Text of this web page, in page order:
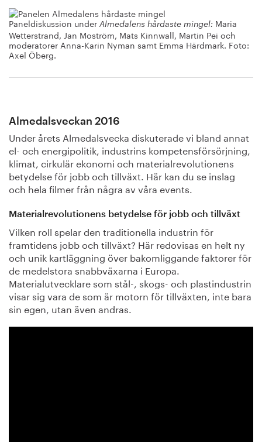
Paneldiskussion under Almedalens hårdaste mingel: Maria
Wetterstrand, Jan Moström, Mats Kinnwall, Martin Pei och
moderatorer Anna-Karin Nyman samt Emma Härdmark. Foto:
Axel Öberg.
Almedalsveckan 2016
Under årets Almedalsvecka diskuterade vi bland annat
el- och energipolitik, industrins kompetensförsörjning,
klimat, cirkulär ekonomi och materialrevolutionens
betydelse för jobb och tillväxt. Här kan du se inslag
och hela filmer från några av våra events.
Materialrevolutionens betydelse för jobb och tillväxt
Vilken roll spelar den traditionella industrin för
framtidens jobb och tillväxt? Här redovisas en helt ny
och unik kartläggning över bakomliggande faktorer för
de medelstora snabbväxarna i Europa.
Materialutvecklare som stål-, skogs- och plastindustrin
visar sig vara de som är motorn för tillväxten, inte bara
sin egen, utan även andras.